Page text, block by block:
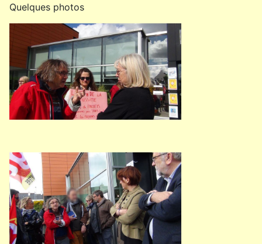
Quelques photos